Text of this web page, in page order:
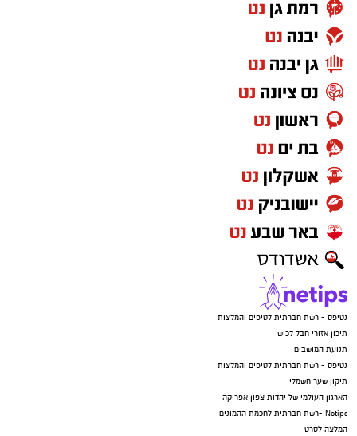
נטיפס - רשת חברתית לטיפים והמלצות
תיכון אזורי חבל לכיש
תנועת המושבים
נטיפס - רשת חברתית לטיפים והמלצות
תיקון שער חשמלי
הארגון העולמי של יהדות צפון אפריקה
Netips -רשת חברתית לחכמת ההמונים
המלצה לסרט